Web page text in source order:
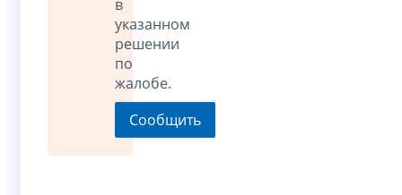
в
указанном
решении
по
жалобе.